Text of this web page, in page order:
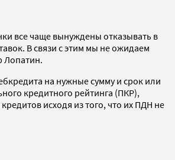
все чаще вынуждены отказывать в
В связи с этим мы не ожидаем
Лопатин.
на нужные сумму и срок или
кредитного рейтинга (ПКР),
исходя из того, что их ПДН не